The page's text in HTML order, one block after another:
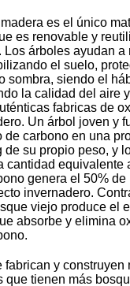
madera es el único
es renovable y
Los árboles ayudan a
el suelo,
sombra, siendo el
la calidad del aire
fabricas de
Un árbol joven y
de carbono en una
de su propio peso, y
cantidad equivalente
genera el 50% de
invernadero.
viejo produce el
absorbe y elimina
fabrican y construyen
que tienen más